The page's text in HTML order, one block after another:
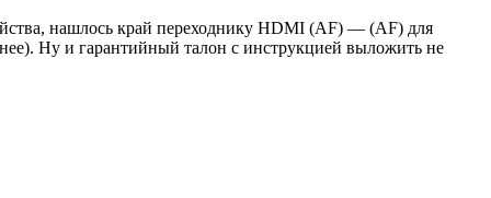
нашлось край переходнику HDMI (AF) — (AF) для
Ну и гарантийный талон с инструкцией выложить не